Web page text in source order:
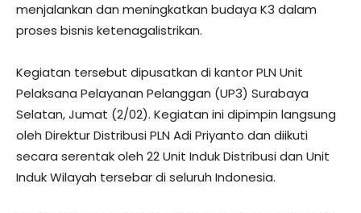
menjalankan dan meningkatkan budaya K3 dalam
proses bisnis ketenagalistrikan.
Kegiatan tersebut dipusatkan di kantor PLN Unit
Pelaksana Pelayanan Pelanggan (UP3) Surabaya
Selatan, Jumat (2/02). Kegiatan ini dipimpin langsung
oleh Direktur Distribusi PLN Adi Priyanto dan diikuti
secara serentak oleh 22 Unit Induk Distribusi dan Unit
Induk Wilayah tersebar di seluruh Indonesia.